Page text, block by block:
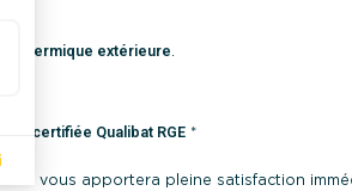
thermique extérieure
certifiée Qualibat RGE *
vous apportera pleine satisfaction